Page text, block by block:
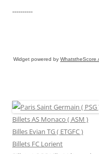
----------
Widget powered by
Billets AS Monaco ( ASM )
Billes Evian TG ( ETGFC )
Billets FC Lorient